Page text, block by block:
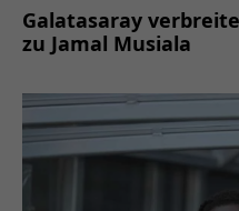
Galatasaray
zu Jamal Musiala